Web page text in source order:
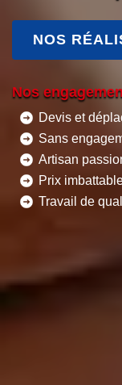
NOS
Nos
Devis et
Sans
Artisan
Prix
Travail de